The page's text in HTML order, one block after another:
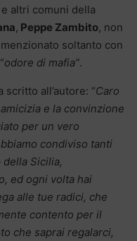
altri comuni della
, Peppe Zambito, non
soltanto con
odore di mafia”.
all’autore: “Caro
e la convinzione
per un vero
condiviso tanti
Sicilia,
ed ogni volta hai
alle tue radici, che
contento per il
che saprai regalarci,